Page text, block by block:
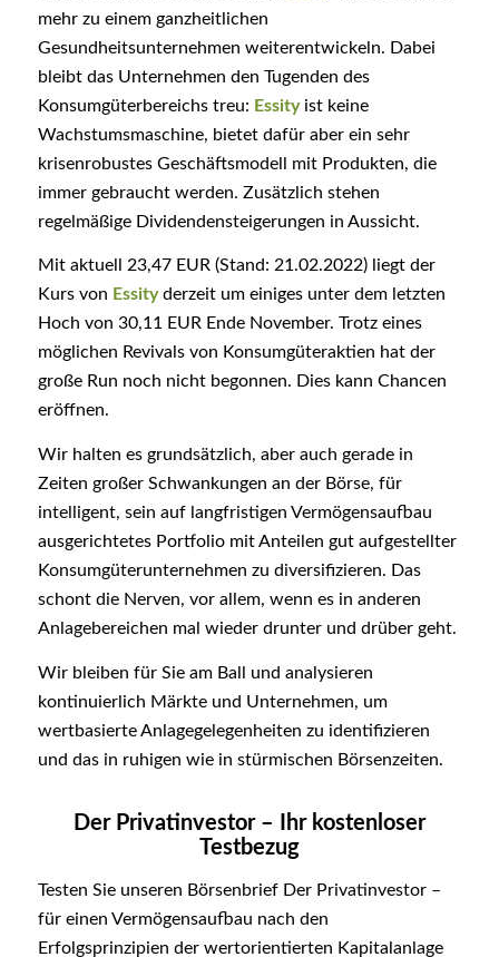
mehr zu einem ganzheitlichen
Gesundheitsunternehmen weiterentwickeln. Dabei
bleibt das Unternehmen den Tugenden des
Konsumgüterbereichs treu: Essityist keine
Wachstumsmaschine, bietet dafür aber ein sehr
krisenrobustes Geschäftsmodell mit Produkten, die
immer gebraucht werden. Zusätzlich stehen
regelmäßige Dividendensteigerungen in Aussicht.
Mit aktuell 23,47 EUR (Stand: 21.02.2022) liegt der
Kurs von Essityderzeit um einiges unter dem letzten
Hoch von 30,11 EUR Ende November. Trotz eines
möglichen Revivals von Konsumgüteraktien hat der
große Run noch nicht begonnen. Dies kann Chancen
eröffnen.
Wir halten es grundsätzlich, aber auch gerade in
Zeiten großer Schwankungen an der Börse, für
intelligent, sein auf langfristigen Vermögensaufbau
ausgerichtetes Portfolio mit Anteilen gut aufgestellter
Konsumgüterunternehmen zu diversifizieren. Das
schont die Nerven, vor allem, wenn es in anderen
Anlagebereichen mal wieder drunter und drüber geht.
Wir bleiben für Sie am Ball und analysieren
kontinuierlich Märkte und Unternehmen, um
wertbasierte Anlagegelegenheiten zu identifizieren
und das in ruhigen wie in stürmischen Börsenzeiten.
Der Privatinvestor – Ihr kostenloser
Testbezug
Testen Sie unseren Börsenbrief Der Privatinvestor –
für einen Vermögensaufbau nach den
Erfolgsprinzipien der wertorientierten Kapitalanlage